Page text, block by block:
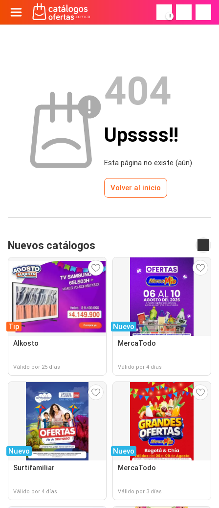
!
404
Upssss!!
Esta página no existe (aún).
Volver al inicio
Nuevos catálogos
Tip
Alkosto
Válido por 25 días
Nuevo
MercaTodo
Válido por 4 días
Nuevo
Surtifamiliar
Válido por 4 días
Nuevo
MercaTodo
Válido por 3 días